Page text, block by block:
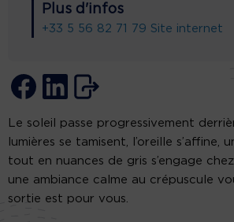
Plus d'infos
+33 5 56 82 71 79 Site internet
Le soleil passe progressivement
lumières se tamisent, l’oreille s’affine,
tout en nuances de gris s’engage
une ambiance calme au crépuscule
sortie est pour vous.